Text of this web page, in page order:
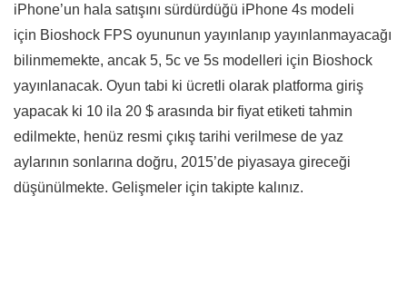
iPhone’un hala satışını sürdürdüğü iPhone 4s modeli
için Bioshock FPS oyununun yayınlanıp yayınlanmayacağı
bilinmemekte, ancak 5, 5c ve 5s modelleri için Bioshock
yayınlanacak. Oyun tabi ki ücretli olarak platforma giriş
yapacak ki 10 ila 20 $ arasında bir fiyat etiketi tahmin
edilmekte, henüz resmi çıkış tarihi verilmese de yaz
aylarının sonlarına doğru, 2015’de piyasaya gireceği
düşünülmekte. Gelişmeler için takipte kalınız.